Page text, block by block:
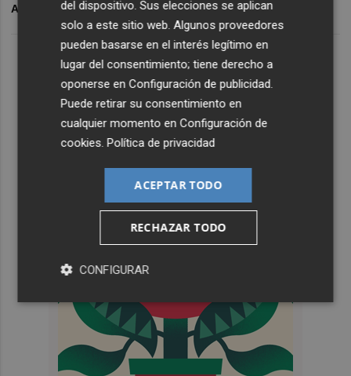
ARCHIVADO EN CIRCO V
del dispositivo. Sus elecciones se aplican
solo a este sitio web. Algunos proveedores
pueden basarse en el interés legítimo en
lugar del consentimiento; tiene derecho a
oponerse enConfiguración de publicidad.
Puede retirar su consentimiento en
cualquier momento enConfiguración de
cookies.Política de privacidad
ACEPTAR TODO
RECHAZAR TODO
CONFIGURAR